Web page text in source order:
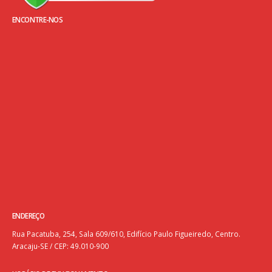
ENCONTRE-NOS
ENDEREÇO
Rua Pacatuba, 254, Sala 609/610, Edifício Paulo Figueiredo, Centro.
Aracaju-SE / CEP: 49.010-900